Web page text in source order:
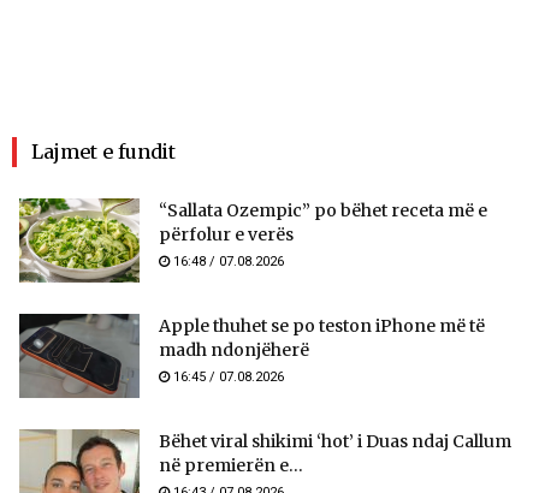
Lajmet e fundit
“Sallata Ozempic” po bëhet receta më e
përfolur e verës
16:48 / 07.08.2026
Apple thuhet se po teston iPhone më të
madh ndonjëherë
16:45 / 07.08.2026
Bëhet viral shikimi ‘hot’ i Duas ndaj Callum
në premierën e...